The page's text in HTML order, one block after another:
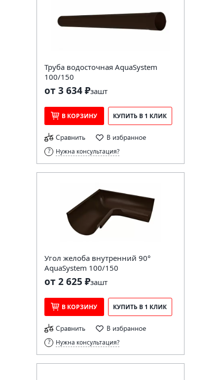
Труба водосточная AquaSystem
100/150
от 3 634 ₽зашт
В КОРЗИНУ КУПИТЬ В 1 КЛИК
Сравнить В избранное
Нужна консультация?
Угол желоба внутренний 90°
AquaSystem 100/150
от 2 625 ₽зашт
В КОРЗИНУ КУПИТЬ В 1 КЛИК
Сравнить В избранное
Нужна консультация?